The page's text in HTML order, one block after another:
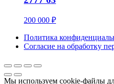
200 000 ₽
Политика
Cогласие на обработку
Мы используем cookie-файлы